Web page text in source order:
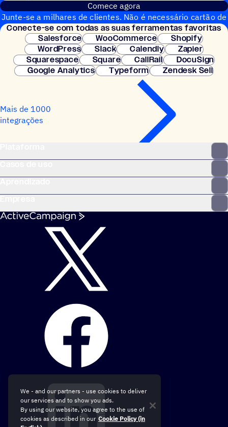
Comece agora
Junte-se a milhares de clientes. Não é necessário cartão de
crédito. Configuração instantânea.
Conecte-se com todas as suas ferramentas favoritas
Salesforce
WooCommerce
Shopify
WordPress
Slack Calendly
Zapier
Squarespace
Square CallRail
DocuSign
Google Analytics
Typeform Zendesk Sell
Mais de 1000
integrações
We - and our partners - use cookies to deliver
our services and to show you ads.
By using our website, you agree to the use of
cookies as described in our Cookie Policy (in